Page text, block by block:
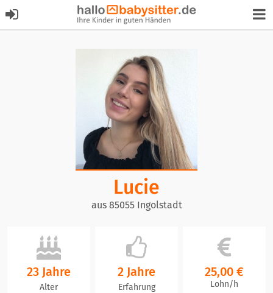
Lucie
aus 85055 Ingolstadt
23 Jahre
Alter
2 Jahre
Erfahrung
25,00 €
Lohn/h